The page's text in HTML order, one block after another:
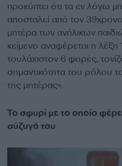
προκύπτει ότι τα εν λόγω
αποσταλεί από τον
μητέρα των ανήλικων
κείμενο αναφέρεται η λέξη
τουλάχιστον 6 φορές,
σημαντικότητα του ρόλου
της μητέρας».
Το σφυρί με το οποίο
σύζυγό του